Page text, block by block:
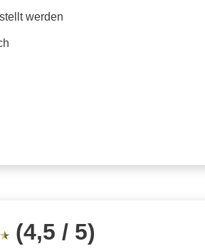
werden
(4,5 / 5)